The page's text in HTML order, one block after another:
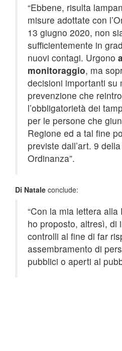
“Ebbene, risulta
misure adottate con
13 giugno 2020, non
sufficientemente in
nuovi contagi. Urgono
monitoraggio, ma
decisioni importanti su
prevenzione che
l’obbligatorietà dei
per le persone che
Regione ed a tal fine
previste dall’art. 9
Ordinanza”.
Di Natale conclude:
“Con la mia lettera
ho proposto, altresì, di
controlli al fine di far
assembramento di
pubblici o aperti al